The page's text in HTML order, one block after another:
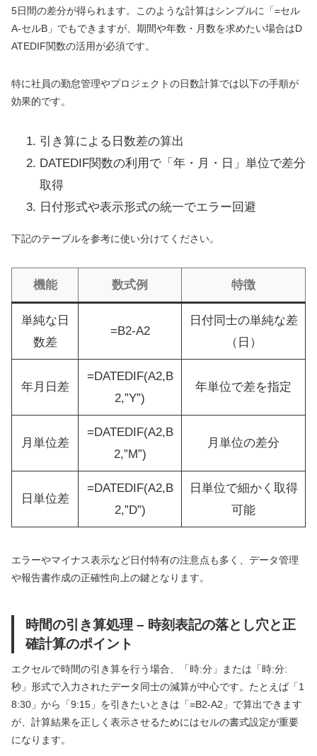
5日間の差分が得られます。このような計算はシンプルに「=セル
A-セルB」でもできますが、期間や年数・月数を求めたい場合はD
ATEDIF関数の活用が必須です。
特に社員の勤怠管理やプロジェクトの日数計算では以下の手順が
効果的です。
引き算による日数差の算出
DATEDIF関数の利用で「年・月・日」単位で差分
取得
日付形式や表示形式の統一でエラー回避
下記のテーブルを参考に使い分けてください。
機能 数式例 特徴
単純な日
数差
=B2-A2
日付同士の単純な差
（日）
年月日差
=DATEDIF(A2,B
2,”Y”)
年単位で差を指定
月単位差
=DATEDIF(A2,B
2,”M”)
月単位の差分
日単位差
=DATEDIF(A2,B
2,”D”)
日単位で細かく取得
可能
エラーやマイナス表示など日付特有の注意点も多く、データ管理
や報告書作成の正確性向上の鍵となります。
時間の引き算処理 – 時刻表記の落とし穴と正
確計算のポイント
エクセルで時間の引き算を行う場合、「時:分」または「時:分:
秒」形式で入力されたデータ同士の減算が中心です。たとえば「1
8:30」から「9:15」を引きたいときは「=B2-A2」で算出できます
が、計算結果を正しく表示させるためにはセルの書式設定が重要
になります。